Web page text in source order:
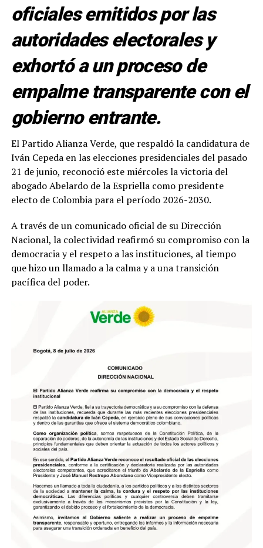
oficiales emitidos por las
autoridades electorales y
exhortó a un proceso de
empalme transparente con el
gobierno entrante.
El Partido Alianza Verde, que respaldó la candidatura de
Iván Cepeda en las elecciones presidenciales del pasado
21 de junio, reconoció este miércoles la victoria del
abogado Abelardo de la Espriella como presidente
electo de Colombia para el período 2026-2030.
A través de un comunicado oficial de su Dirección
Nacional, la colectividad reafirmó su compromiso con la
democracia y el respeto a las instituciones, al tiempo
que hizo un llamado a la calma y a una transición
pacífica del poder.